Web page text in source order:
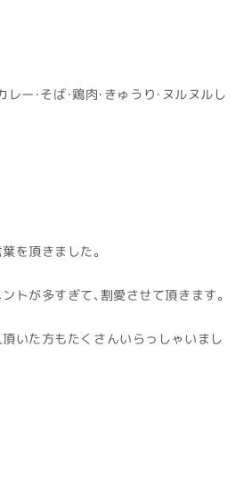
カレー・そば・鶏肉・きゅうり・ヌルヌルし
を頂きました。
トが多すぎて、割愛させて頂きます。
いた方もたくさんいらっしゃいまし